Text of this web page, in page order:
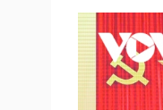
Vụ án
Tin nóng
Tư vấn luật